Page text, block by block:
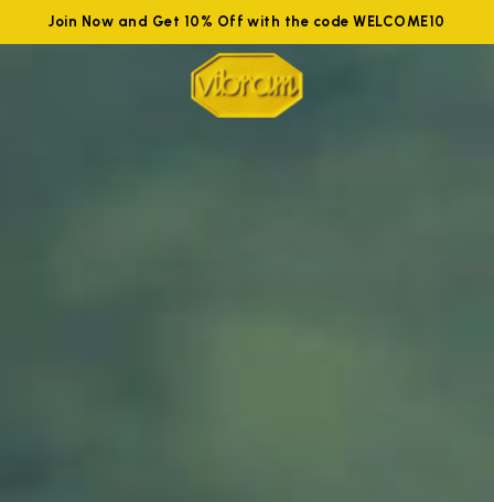
Join Now and Get 10% Off with the code WELCOME10